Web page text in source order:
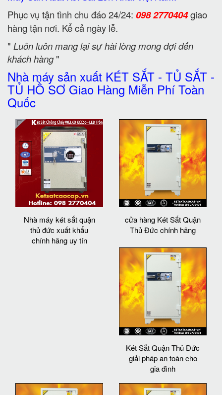
Phục vụ tận tình chu đáo 24/24: 098 2770404giao
hàng tận nơi. Kể cả ngày lễ.
" Luôn luôn mang lại sự hài lòng mong đợi đến
khách hàng"
Nhà máy sản xuất KÉT SẮT - TỦ SẮT -
TỦ HỒ SƠ Giao Hàng Miễn Phí Toàn
Quốc
Nhà máy két sắt quận
thủ đức xuất khẩu
chính hãng uy tín
cửa hàng Két Sắt Quận
Thủ Đức chính hãng
Két Sắt Quận Thủ Đức
giải pháp an toàn cho
gia đình